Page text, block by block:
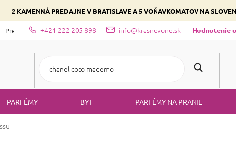
2 KAMENNÁ PREDAJNE V BRATISLAVE A 5 VOŇAVKOMATOV NA
+421 222 205 898 info@krasnevone.sk Hodnotenie
Predajne Zloženie parfémov a druhy vôní Vyberte si podľa
PARFÉMY BYT PARFÉMY NA PRANIE